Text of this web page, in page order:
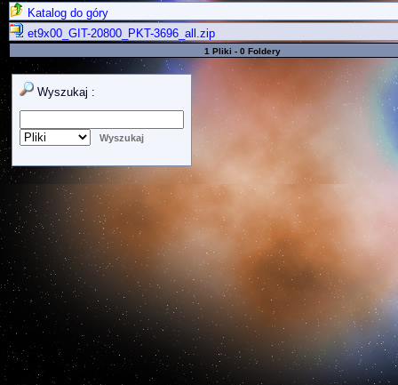
Katalog do góry
et9x00_GIT-20800_PKT-3696_all.zip
1 Pliki - 0 Foldery
Wyszukaj :